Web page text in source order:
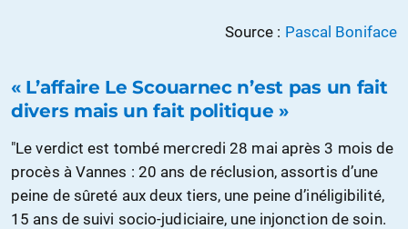
Source : Pascal Boniface
« L’affaire Le Scouarnec n’est pas un fait
divers mais un fait politique »
"Le verdict est tombé mercredi 28 mai après 3 mois de
procès à Vannes : 20 ans de réclusion, assortis d’une
peine de sûreté aux deux tiers, une peine d’inéligibilité,
15 ans de suivi socio-judiciaire, une injonction de soin.